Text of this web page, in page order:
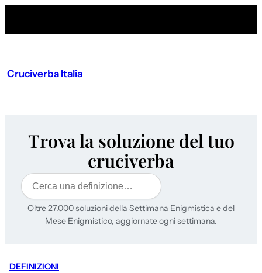
Cruciverba Italia
Trova la soluzione del tuo
cruciverba
Cerca
Oltre 27.000 soluzioni della Settimana Enigmistica e del
Mese Enigmistico, aggiornate ogni settimana.
DEFINIZIONI